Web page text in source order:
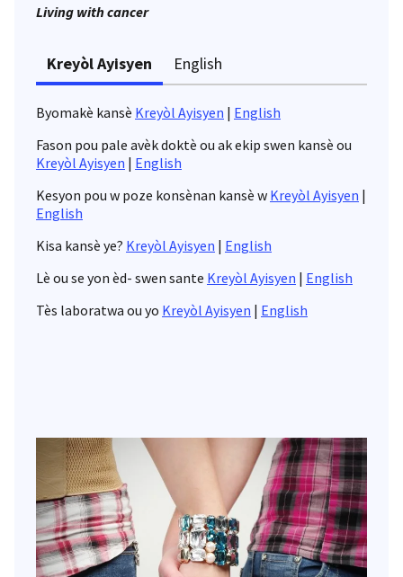
Living with cancer
Kreyòl Ayisyen English
Byomakè kansè Kreyòl Ayisyen | English
Fason pou pale avèk doktè ou ak ekip swen kansè ou
Kreyòl Ayisyen | English
Kesyon pou w poze konsènan kansè w Kreyòl Ayisyen |
English
Kisa kansè ye? Kreyòl Ayisyen | English
Lè ou se yon èd- swen sante Kreyòl Ayisyen | English
Tès laboratwa ou yo Kreyòl Ayisyen | English